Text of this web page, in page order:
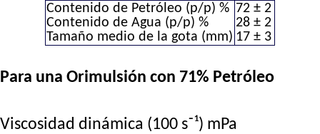
Contenido de Petróleo (p/p) %
Contenido de Agua (p/p) %
Tamaño medio de la gota (mm)
72 ± 2
28 ± 2
17 ± 3
Para una Orimulsión con 71% Petróleo
Viscosidad dinámica (100 s⁻¹) mPa